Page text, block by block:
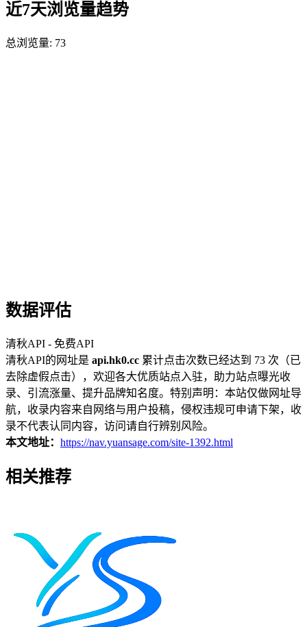
近7天浏览量趋势
总浏览量: 73
数据评估
清秋API - 免费API
清秋API的网址是 api.hk0.cc 累计点击次数已经达到 73 次（已
去除虚假点击），欢迎各大优质站点入驻，助力站点曝光收
录、引流涨量、提升品牌知名度。特别声明：本站仅做网址导
航，收录内容来自网络与用户投稿，侵权违规可申请下架，收
录不代表认同内容，访问请自行辨别风险。
本文地址： https://nav.yuansage.com/site-1392.html
相关推荐